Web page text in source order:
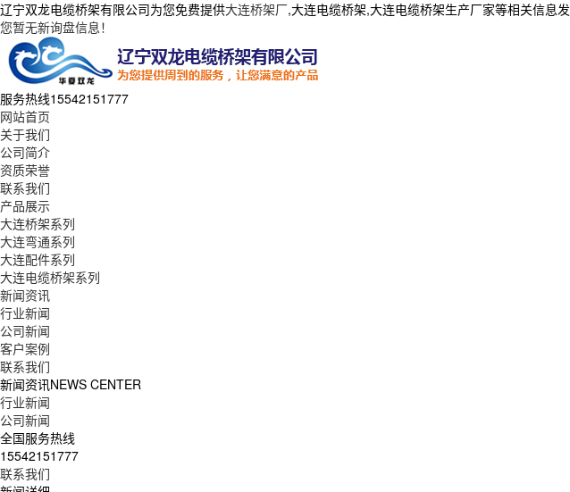
辽宁双龙电缆桥架有限公司为您免费提供大连桥架厂,大连电缆桥架,大连电缆桥架生产厂家等相关信息
您暂无新询盘信息！
服务热线15542151777
网站首页
关于我们
公司简介
资质荣誉
联系我们
产品展示
大连桥架系列
大连弯通系列
大连配件系列
大连电缆桥架系列
新闻资讯
行业新闻
公司新闻
客户案例
联系我们
新闻资讯NEWS CENTER
行业新闻
公司新闻
全国服务热线
15542151777
联系我们